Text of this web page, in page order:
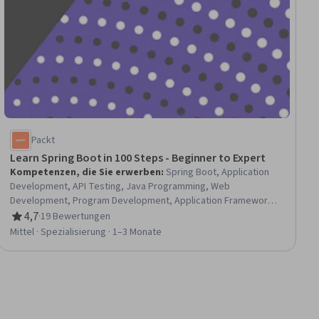
Packt
Learn Spring Boot in 100 Steps - Beginner to Expert
Kompetenzen, die Sie erwerben:Spring Boot, Application
Development, API Testing, Java Programming, Web
Development, Program Development, Application Frameworks,
Software Testing, Test Case, Secure Coding, Development
Environment, Model View Controller, Software Development
4,7
Bewertung, 4,7 von 5 Sternen
·19 Bewertungen
Mittel · Spezialisierung · 1–3 Monate